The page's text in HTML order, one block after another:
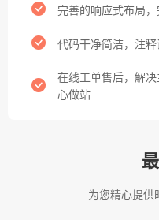
完善的响应式布局
代码干净简洁，注
在线工单售后，解
心做站
为您精心提供